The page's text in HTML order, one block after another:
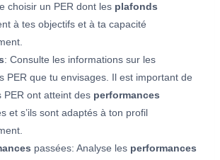
choisir un PER dont les plafonds
à tes objectifs et à ta capacité
: Consulte les informations sur les
PER que tu envisages. Il est important de
PER ont atteint des performances
et s’ils sont adaptés à ton profil
passées: Analyse les performances